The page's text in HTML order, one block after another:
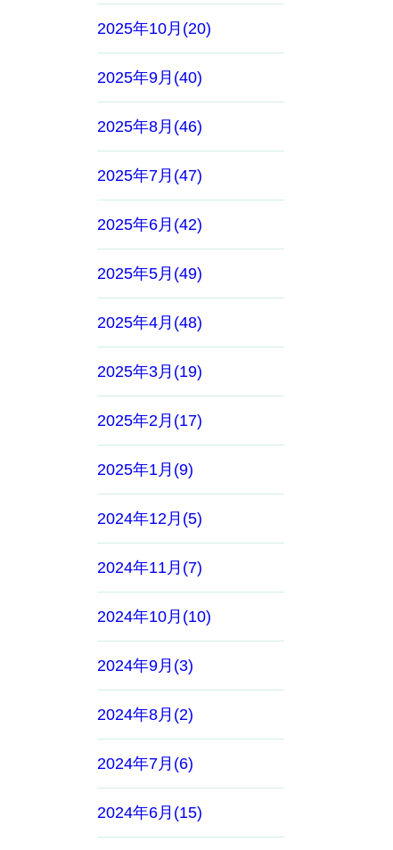
2025年10月(20)
2025年9月(40)
2025年8月(46)
2025年7月(47)
2025年6月(42)
2025年5月(49)
2025年4月(48)
2025年3月(19)
2025年2月(17)
2025年1月(9)
2024年12月(5)
2024年11月(7)
2024年10月(10)
2024年9月(3)
2024年8月(2)
2024年7月(6)
2024年6月(15)